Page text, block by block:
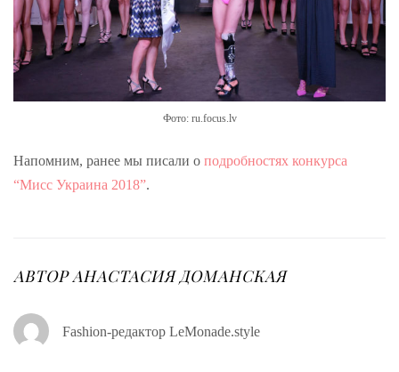
Фото: ru.focus.lv
Напомним, ранее мы писали о подробностях конкурса
“Мисс Украина 2018”.
АВТОРАНАСТАСИЯ ДОМАНСКАЯ
Fashion-редактор LeMonade.style